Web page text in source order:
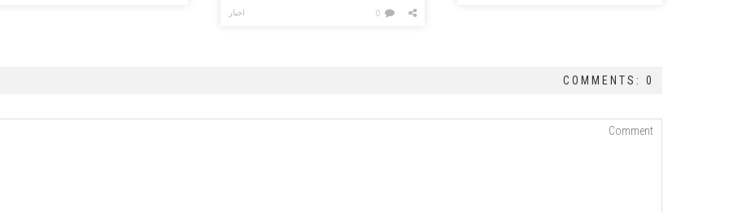
اخبار 0
COMMENTS: 0